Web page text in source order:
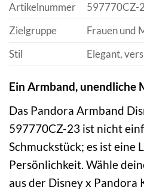
Artikelnummer
597770CZ-
Zielgruppe
Frauen und
Stil
Elegant,
Ein Armband, unendliche
Das Pandora Armband
597770CZ-23 ist nicht
Schmuckstück; es ist eine
Persönlichkeit. Wähle
aus der Disney x